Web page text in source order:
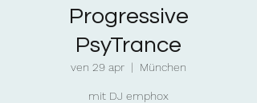
Progressive
PsyTrance
ven 29 apr
  |
München
mit DJ emphox